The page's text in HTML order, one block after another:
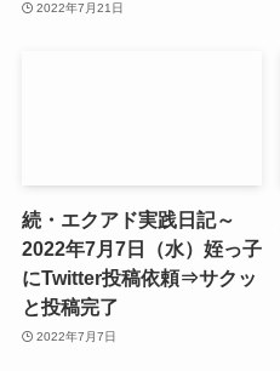
2022年7月21日
続・エクアド実践日記～
2022年7月7日（水）姪っ子
にTwitter投稿依頼⇒サクッ
と投稿完了
2022年7月7日